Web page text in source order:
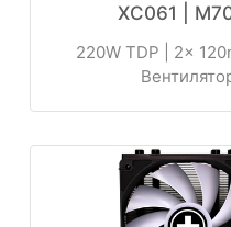
XC061 |
220W TDP | 2x